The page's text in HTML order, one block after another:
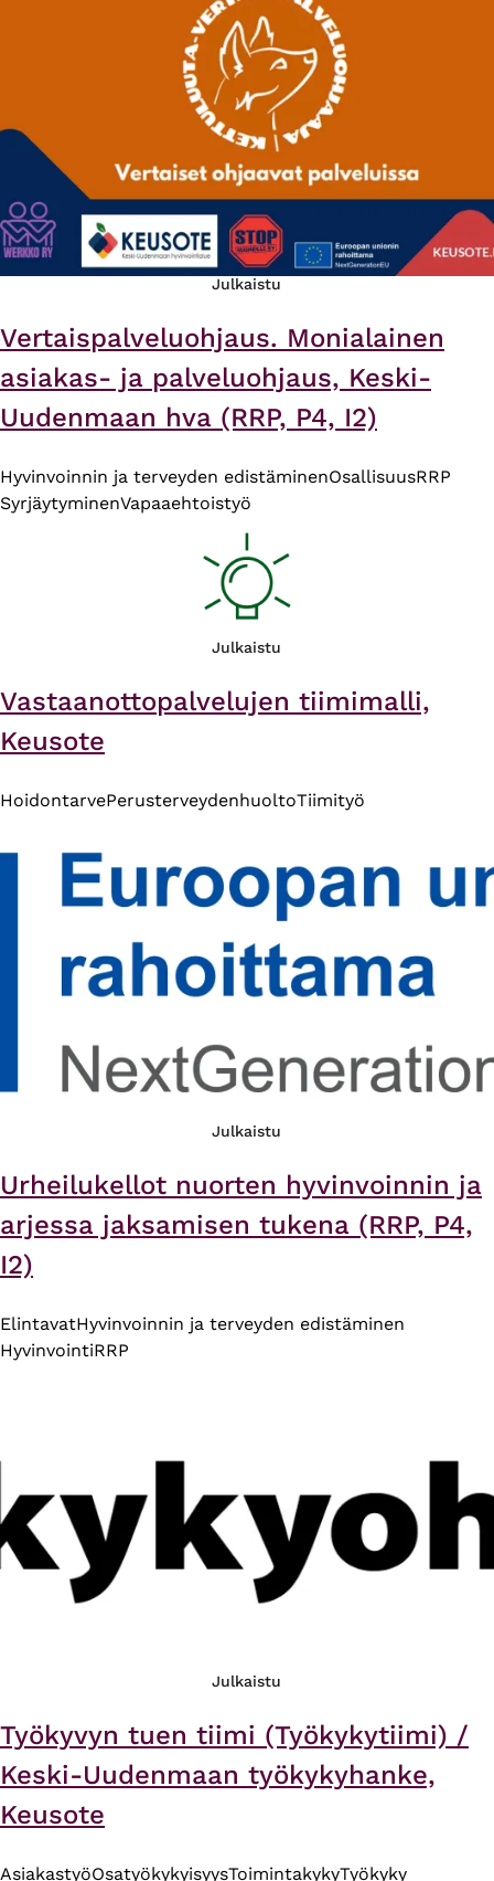
Julkaistu
Vertaispalveluohjaus. Monialainen
asiakas- ja palveluohjaus, Keski-
Uudenmaan hva (RRP, P4, I2)
Hyvinvoinnin ja terveyden edistäminenOsallisuusRRP
SyrjäytyminenVapaaehtoistyö
Julkaistu
Vastaanottopalvelujen tiimimalli,
Keusote
HoidontarvePerusterveydenhuoltoTiimityö
Julkaistu
Urheilukellot nuorten hyvinvoinnin ja
arjessa jaksamisen tukena (RRP, P4,
I2)
ElintavatHyvinvoinnin ja terveyden edistäminen
HyvinvointiRRP
Julkaistu
Työkyvyn tuen tiimi (Työkykytiimi) /
Keski-Uudenmaan työkykyhanke,
Keusote
AsiakastyöOsatyökykyisyysToimintakykyTyökyky